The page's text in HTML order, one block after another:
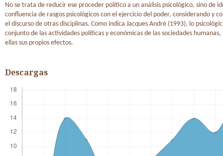
No se trata de reducir ese proceder político a un análisis psicológico, sino de
confluencia de rasgos psicológicos con el ejercicio del poder, considerando y
el discurso de otras disciplinas. Como indica Jacques André (1993), lo
conjunto de las actividades políticas y económicas de las sociedades
ellas sus propios efectos.
Descargas